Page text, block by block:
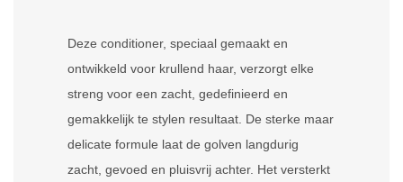
Deze conditioner, speciaal gemaakt en
ontwikkeld voor krullend haar, verzorgt elke
streng voor een zacht, gedefinieerd en
gemakkelijk te stylen resultaat. De sterke maar
delicate formule laat de golven langdurig
zacht, gevoed en pluisvrij achter. Het versterkt